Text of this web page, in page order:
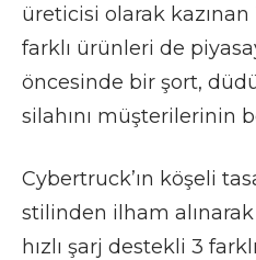
üreticisi olarak kazınan
farklı ürünleri de
öncesinde bir şort,
silahını müşterilerinin
Cybertruck’ın köşeli
stilinden ilham
hızlı şarj destekli 3